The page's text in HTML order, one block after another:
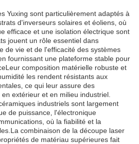
Yuxing sont particulièrement adaptés à
d'inverseurs solaires et éoliens, où
efficace et une isolation électrique sont
jouent un rôle essentiel dans
de vie et de l'efficacité des systèmes
fournissant une plateforme stable pour
composition matérielle robuste et
les rendent résistants aux
ce qui leur assure des
extérieur et en milieu industriel.
industriels sont largement
de puissance, l'électronique
où la fiabilité et la
combinaison de la découpe laser
de matériau supérieures fait